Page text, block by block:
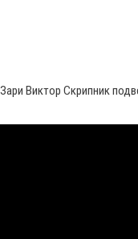
Виктор Скрипник